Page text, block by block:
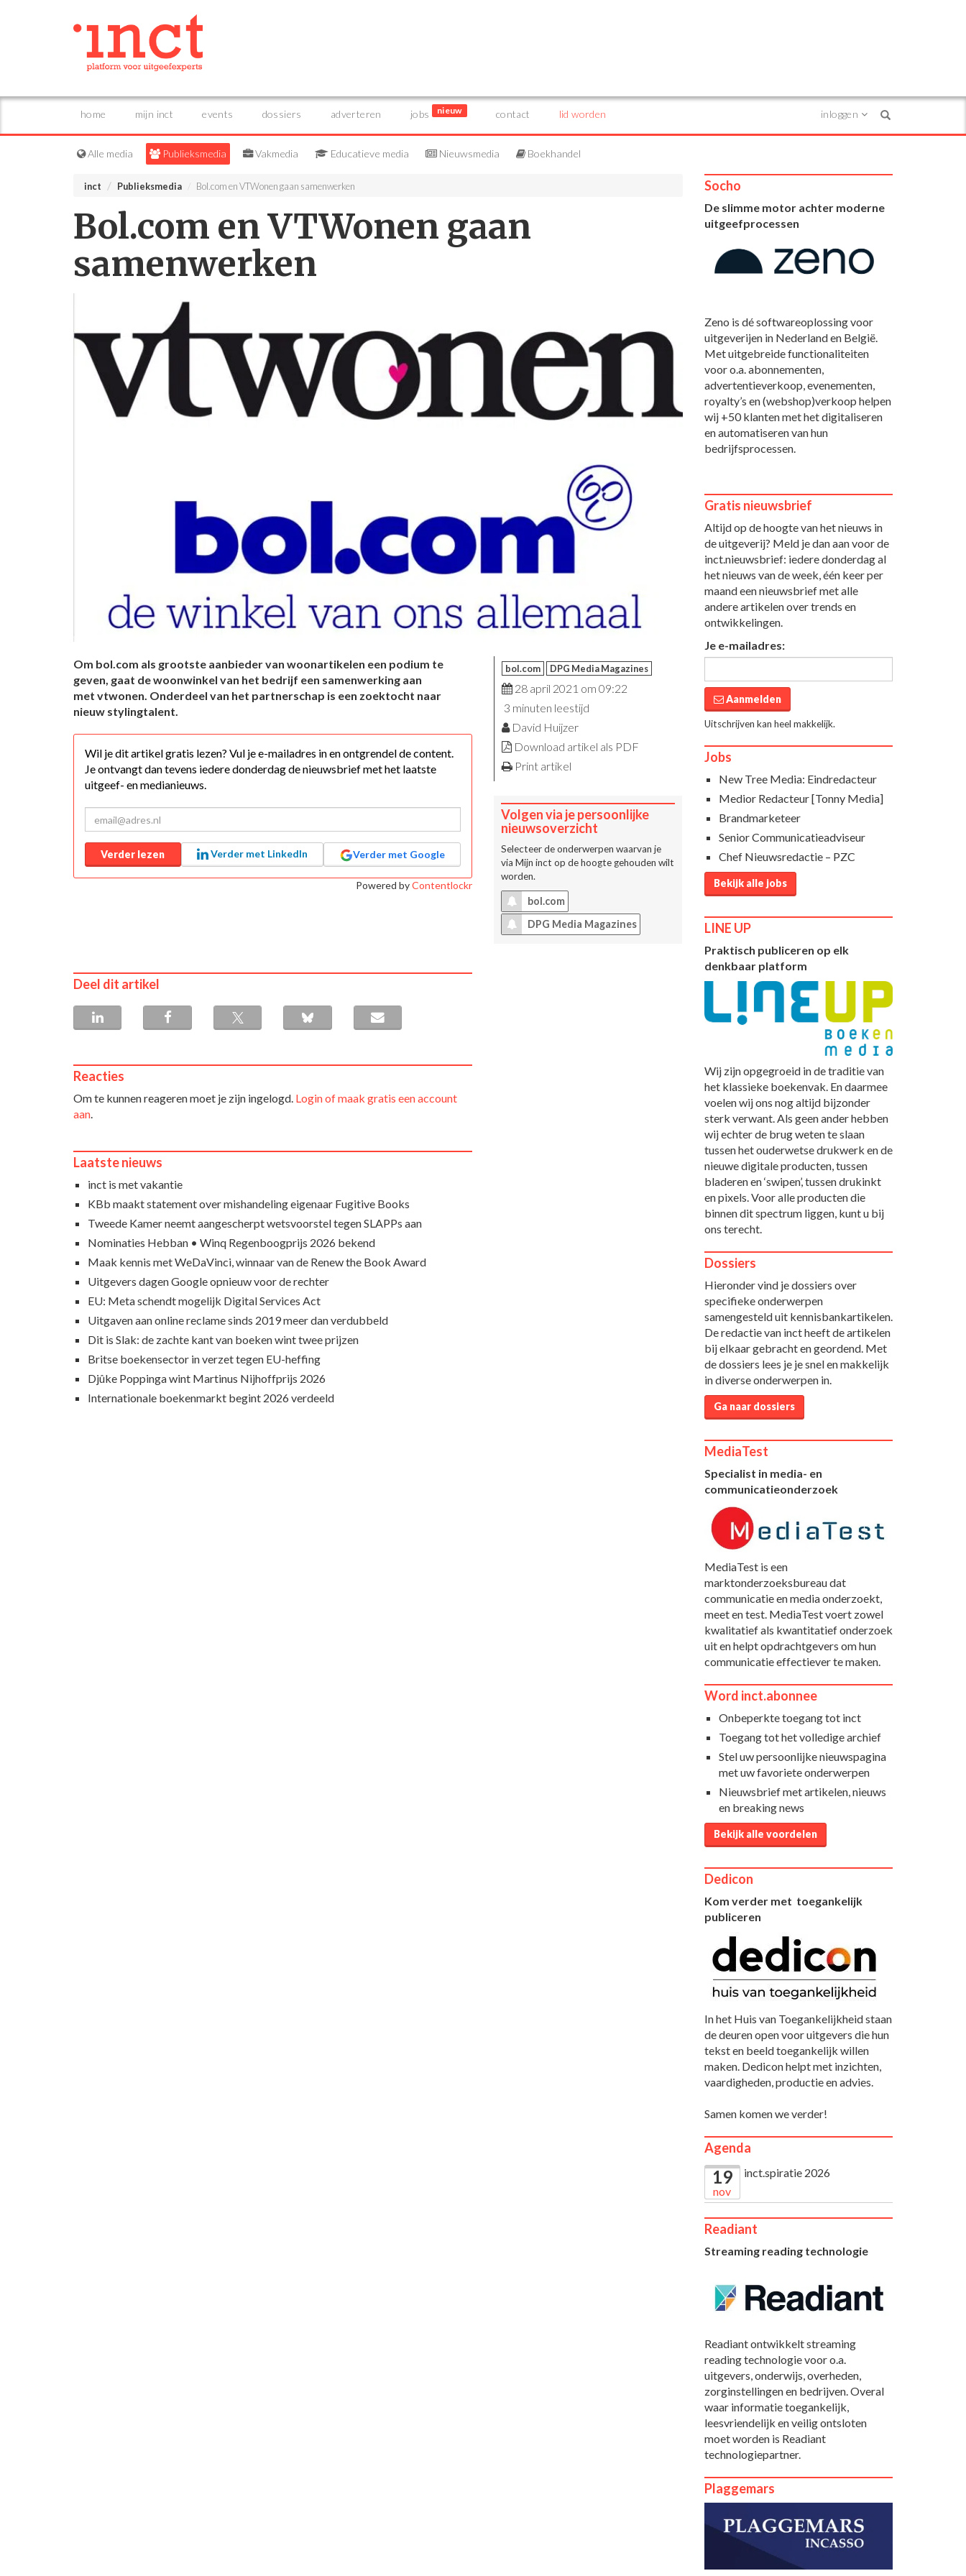
home mijn inct events dossiers adverteren jobs nieuw contact lid worden inloggen
Alle media Publieksmedia Vakmedia Educatieve media Nieuwsmedia Boekhandel
inct Publieksmedia Bol.com en VTWonen gaan samenwerken
Bol.com en VTWonen gaan
samenwerken
Om bol.com als grootste aanbieder van woonartikelen een podium te
geven, gaat de woonwinkel van het bedrijf een samenwerking aan
met vtwonen. Onderdeel van het partnerschap is een zoektocht naar
nieuw stylingtalent.
Wil je dit artikel gratis lezen? Vul je e-mailadres in en ontgrendel de content.
Je ontvangt dan tevens iedere donderdag de nieuwsbrief met het laatste
uitgeef- en medianieuws.
Verder lezen Verder met LinkedIn Verder met Google
Powered byContentlockr
bol.com DPG Media Magazines
28 april 2021 om 09:22
3 minuten leestijd
David Huijzer
Download artikel als PDF
Print artikel
Volgen via je persoonlijke
nieuwsoverzicht
Selecteer de onderwerpen waarvan je
via Mijn inct op de hoogte gehouden wilt
worden.
bol.com
DPG Media Magazines
Deel dit artikel
Reacties
Om te kunnen reageren moet je zijn ingelogd. Login of maak gratis een account
aan.
Laatste nieuws
inct is met vakantie
KBb maakt statement over mishandeling eigenaar Fugitive Books
Tweede Kamer neemt aangescherpt wetsvoorstel tegen SLAPPs aan
Nominaties Hebban • Winq Regenboogprijs 2026 bekend
Maak kennis met WeDaVinci, winnaar van de Renew the Book Award
Uitgevers dagen Google opnieuw voor de rechter
EU: Meta schendt mogelijk Digital Services Act
Uitgaven aan online reclame sinds 2019 meer dan verdubbeld
Dit is Slak: de zachte kant van boeken wint twee prijzen
Britse boekensector in verzet tegen EU-heffing
Djûke Poppinga wint Martinus Nijhoffprijs 2026
Internationale boekenmarkt begint 2026 verdeeld
Socho
De slimme motor achter moderne
uitgeefprocessen
Zeno is dé softwareoplossing voor
uitgeverijen in Nederland en België.
Met uitgebreide functionaliteiten
voor o.a. abonnementen,
advertentieverkoop, evenementen,
royalty’s en (webshop)verkoop helpen
wij +50 klanten met het digitaliseren
en automatiseren van hun
bedrijfsprocessen.
Gratis nieuwsbrief
Altijd op de hoogte van het nieuws in
de uitgeverij? Meld je dan aan voor de
inct.nieuwsbrief: iedere donderdag al
het nieuws van de week, één keer per
maand een nieuwsbrief met alle
andere artikelen over trends en
ontwikkelingen.
Je e-mailadres:
Aanmelden
Uitschrijven kan heel makkelijk.
Jobs
New Tree Media: Eindredacteur
Medior Redacteur [Tonny Media]
Brandmarketeer
Senior Communicatieadviseur
Chef Nieuwsredactie – PZC
Bekijk alle jobs
LINE UP
Praktisch publiceren op elk
denkbaar platform
Wij zijn opgegroeid in de traditie van
het klassieke boekenvak. En daarmee
voelen wij ons nog altijd bijzonder
sterk verwant. Als geen ander hebben
wij echter de brug weten te slaan
tussen het ouderwetse drukwerk en de
nieuwe digitale producten, tussen
bladeren en ‘swipen’, tussen drukinkt
en pixels. Voor alle producten die
binnen dit spectrum liggen, kunt u bij
ons terecht.
Dossiers
Hieronder vind je dossiers over
specifieke onderwerpen
samengesteld uit kennisbankartikelen.
De redactie van inct heeft de artikelen
bij elkaar gebracht en geordend. Met
de dossiers lees je je snel en makkelijk
in diverse onderwerpen in.
Ga naar dossiers
MediaTest
Specialist in media- en
communicatieonderzoek
MediaTest is een
marktonderzoeksbureau dat
communicatie en media onderzoekt,
meet en test. MediaTest voert zowel
kwalitatief als kwantitatief onderzoek
uit en helpt opdrachtgevers om hun
communicatie effectiever te maken.
Word inct.abonnee
Onbeperkte toegang tot inct
Toegang tot het volledige archief
Stel uw persoonlijke nieuwspagina
met uw favoriete onderwerpen
Nieuwsbrief met artikelen, nieuws
en breaking news
Bekijk alle voordelen
Dedicon
Kom verder met toegankelijk
publiceren
In het Huis van Toegankelijkheid staan
de deuren open voor uitgevers die hun
tekst en beeld toegankelijk willen
maken. Dedicon helpt met inzichten,
vaardigheden, productie en advies.
Samen komen we verder!
Agenda
19
nov
inct.spiratie 2026
Readiant
Streaming reading technologie
Readiant ontwikkelt streaming
reading technologie voor o.a.
uitgevers, onderwijs, overheden,
zorginstellingen en bedrijven. Overal
waar informatie toegankelijk,
leesvriendelijk en veilig ontsloten
moet worden is Readiant
technologiepartner.
Plaggemars